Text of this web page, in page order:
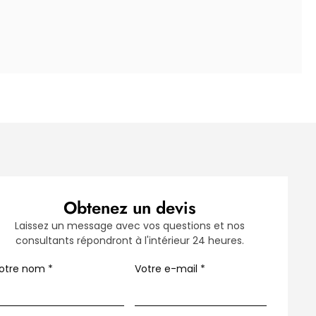
Obtenez un devis
Laissez un message avec vos questions et nos
consultants répondront à l'intérieur 24 heures.
nom * Votre e-mail *